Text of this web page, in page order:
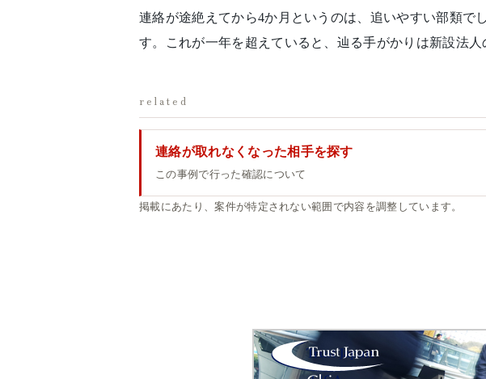
連絡が途絶えてから4か月というのは、追いやすい部類
す。これが一年を超えていると、辿る手がかりは新設法
related
連絡が取れなくなった相手を探す
この事例で行った確認について
掲載にあたり、案件が特定されない範囲で内容を調整しています。